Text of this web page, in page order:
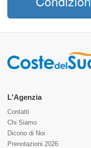
L'Agenzia
Contatti
Chi Siamo
Dicono di Noi
Prenotazioni 2026